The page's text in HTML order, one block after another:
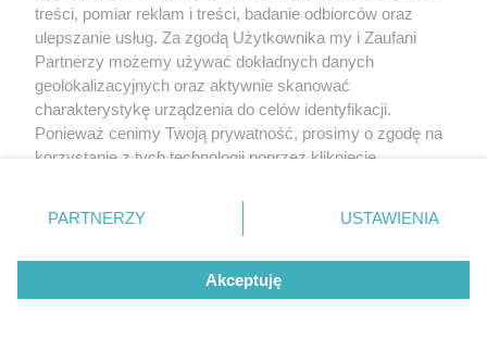
treści, pomiar reklam i treści, badanie odbiorców oraz
ulepszanie usług. Za zgodą Użytkownika my i Zaufani
Partnerzy możemy używać dokładnych danych
geolokalizacyjnych oraz aktywnie skanować
charakterystykę urządzenia do celów identyfikacji.
Ponieważ cenimy Twoją prywatność, prosimy o zgodę na
korzystanie z tych technologii poprzez kliknięcie
zmienić/wycofać klikając przycisk ustawień prywatności
znajdujący się w lewym dolnym rogu strony
rodzaje przetwarzania danych nie wymagają zgody
użytkownika, ale masz prawo sprzeciwić się takiemu
przetwarzaniu. Preferencje będą miały zastosowanie tylko
PARTNERZY USTAWIENIA
Akceptuję